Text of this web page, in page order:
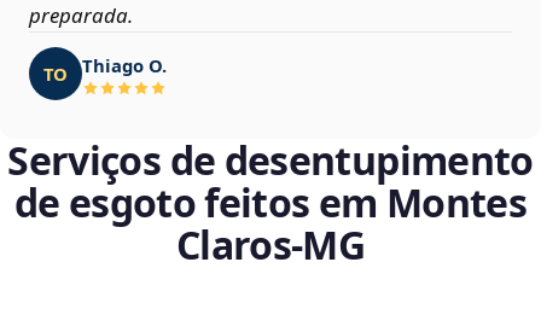
preparada.
TO Thiago O.
Serviços de desentupimento
de esgoto feitos em Montes
Claros‑MG